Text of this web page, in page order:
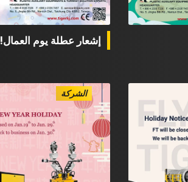
إشعار عطلة يوم العمال!
الشركة